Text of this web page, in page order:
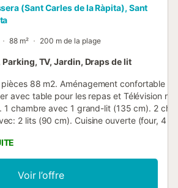
(Sant Carles de la Ràpita), Sant
88 m² 200 m de la plage
TV, Jardin, Draps de lit
88 m2. Aménagement confortable et
avec table pour les repas et Télévision
1 chambre avec 1 grand-lit (135 cm). 2
2 lits (90 cm). Cuisine ouverte (four, 4
WC. Pas de chauffage. Balcon. Mobilier
disposition: lave-linge, fer à repasser,
sans ascenseur. HUTTE040350 // Reg.
Voir l’offre